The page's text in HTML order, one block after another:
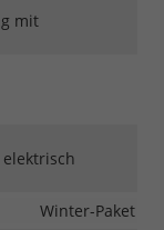
mit
Winter-Paket